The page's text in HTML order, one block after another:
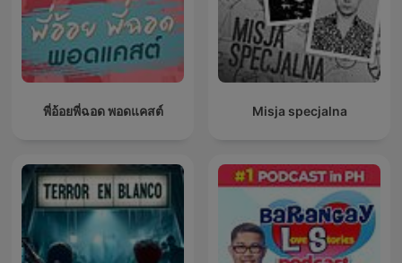
พี่อ้อยพี่ฉอด พอดแคสต์ Misja specjalna